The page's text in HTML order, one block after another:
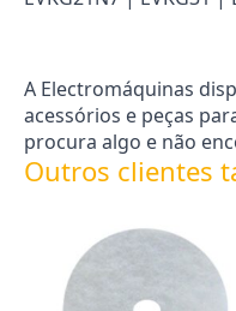
A Electromáquinas
acessórios e peças
procura algo e não
Outros clientes